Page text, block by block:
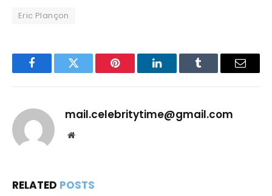
Eric Plançon
FacebookTwitter Pinterest LinkedInTumblr Email
mail.celebritytime@gmail.com
Website
RELATED POSTS